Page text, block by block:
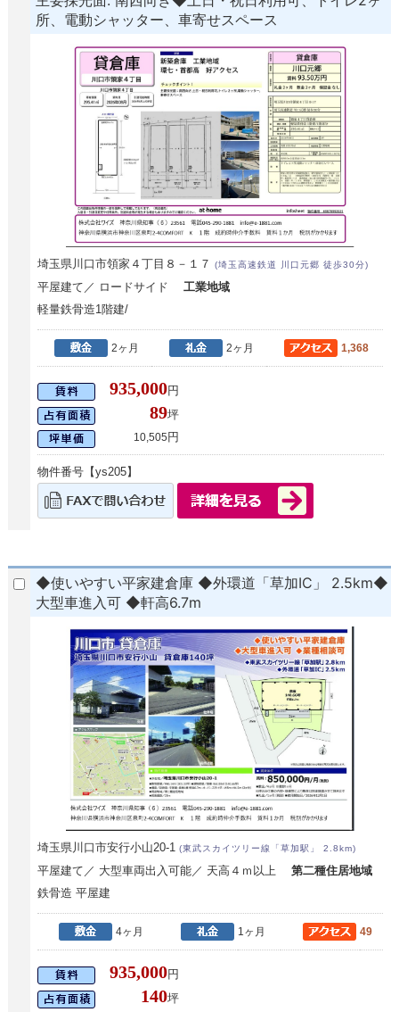
所、電動シャッター、車寄せスペース
埼玉県川口市領家４丁目８－１７(埼玉高速鉄道 川口元郷 徒歩30分)
平屋建て／ ロードサイド工業地域
軽量鉄骨造1階建/
2ヶ月 2ヶ月 1,368
935,000円
89坪
10,505 円
物件番号【ys205】
◆使いやすい平家建倉庫 ◆外環道「草加IC」 2.5km◆
大型車進入可 ◆軒高6.7m
埼玉県川口市安行小山20-1(東武スカイツリー線「草加駅」 2.8km)
平屋建て／ 大型車両出入可能／ 天高４ｍ以上第二種住居地域
鉄骨造 平屋建
4ヶ月 1ヶ月 49
935,000円
140坪